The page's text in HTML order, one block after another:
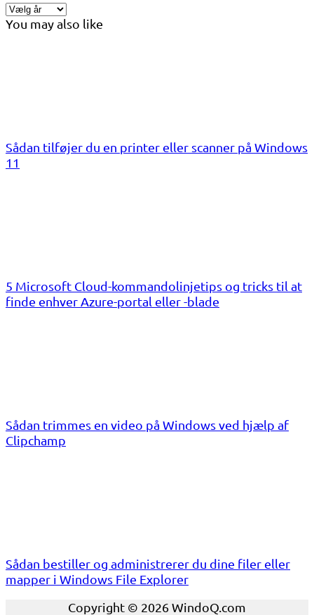
You may also like
Sådan tilføjer du en printer eller scanner på Windows
11
5 Microsoft Cloud-kommandolinjetips og tricks til at
finde enhver Azure-portal eller -blade
Sådan trimmes en video på Windows ved hjælp af
Clipchamp
Sådan bestiller og administrerer du dine filer eller
mapper i Windows File Explorer
Copyright © 2026 WindoQ.com